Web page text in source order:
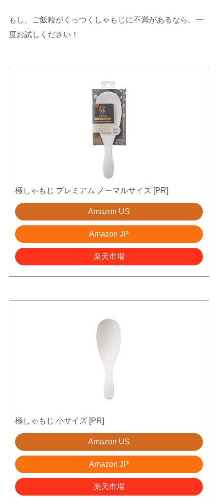
もし、ご飯粒がくっつくしゃもじに不満があるなら、一
度お試しください！
極しゃもじ プレミアム ノーマルサイズ [PR]
Amazon US
Amazon JP
楽天市場
極しゃもじ 小サイズ [PR]
Amazon US
Amazon JP
楽天市場